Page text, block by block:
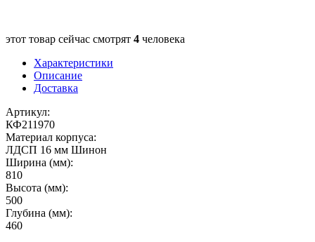
этот товар сейчас смотрят 4 человека
Характеристики
Описание
Доставка
Артикул:
КФ211970
Материал корпуса:
ЛДСП 16 мм Шинон
Ширина (мм):
810
Высота (мм):
500
Глубина (мм):
460